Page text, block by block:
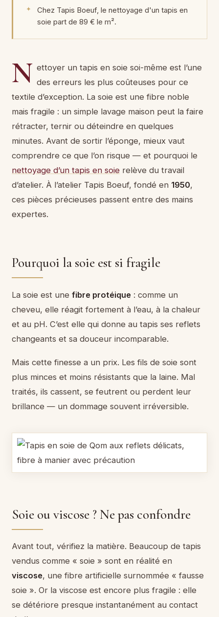
Chez Tapis Boeuf, le nettoyage d'un tapis en
soie part de 89 € le m².
N ettoyer un tapis en soie soi-même est l’une
des erreurs les plus coûteuses pour ce
textile d’exception. La soie est une fibre noble
mais fragile : un simple lavage maison peut la faire
rétracter, ternir ou déteindre en quelques
minutes. Avant de sortir l’éponge, mieux vaut
comprendre ce que l’on risque — et pourquoi le
nettoyage d’un tapis en soie relève du travail
d’atelier. À l’atelier Tapis Boeuf, fondé en 1950,
ces pièces précieuses passent entre des mains
expertes.
Pourquoi la soie est si fragile
La soie est une fibre protéique : comme un
cheveu, elle réagit fortement à l’eau, à la chaleur
et au pH. C’est elle qui donne au tapis ses reflets
changeants et sa douceur incomparable.
Mais cette finesse a un prix. Les fils de soie sont
plus minces et moins résistants que la laine. Mal
traités, ils cassent, se feutrent ou perdent leur
brillance — un dommage souvent irréversible.
Soie ou viscose ? Ne pas confondre
Avant tout, vérifiez la matière. Beaucoup de tapis
vendus comme « soie » sont en réalité en
viscose, une fibre artificielle surnommée « fausse
soie ». Or la viscose est encore plus fragile : elle
se détériore presque instantanément au contact